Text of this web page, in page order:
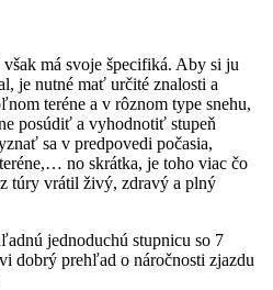
má svoje špecifiká. Aby si ju
je nutné mať určité znalosti a
teréne a v rôznom type snehu,
posúdiť a vyhodnotiť stupeň
sa v predpovedi počasia,
no skrátka, je toho viac čo
túry vrátil živý, zdravý a plný
jednoduchú stupnicu so 7
dobrý prehľad o náročnosti zjazdu